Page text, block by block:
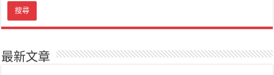
最新文章